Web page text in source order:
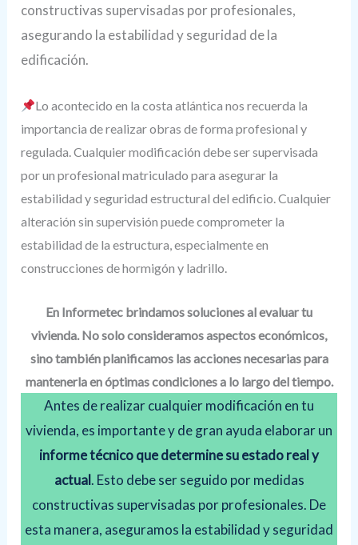
constructivas supervisadas por profesionales,
asegurando la estabilidad y seguridad de la
edificación.
Lo acontecido en la costa atlántica nos recuerda la
importancia de realizar obras de forma profesional y
regulada. Cualquier modificación debe ser supervisada
por un profesional matriculado para asegurar la
estabilidad y seguridad estructural del edificio. Cualquier
alteración sin supervisión puede comprometer la
estabilidad de la estructura, especialmente en
construcciones de hormigón y ladrillo.
En Informetec brindamos soluciones al evaluar tu
vivienda. No solo consideramos aspectos económicos,
sino también planificamos las acciones necesarias para
mantenerla en óptimas condiciones a lo largo del tiempo.
Antes de realizar cualquier modificación en tu
vivienda, es importante y de gran ayuda elaborar un
informe técnico que determine su estado real y
actual. Esto debe ser seguido por medidas
constructivas supervisadas por profesionales. De
esta manera, aseguramos la estabilidad y seguridad